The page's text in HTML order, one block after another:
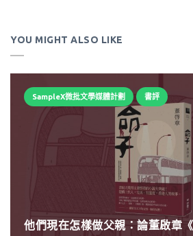
YOU MIGHT ALSO LIKE
SampleX微批文學媒體計劃 書評
他們現在怎樣做父親：論董啟章《